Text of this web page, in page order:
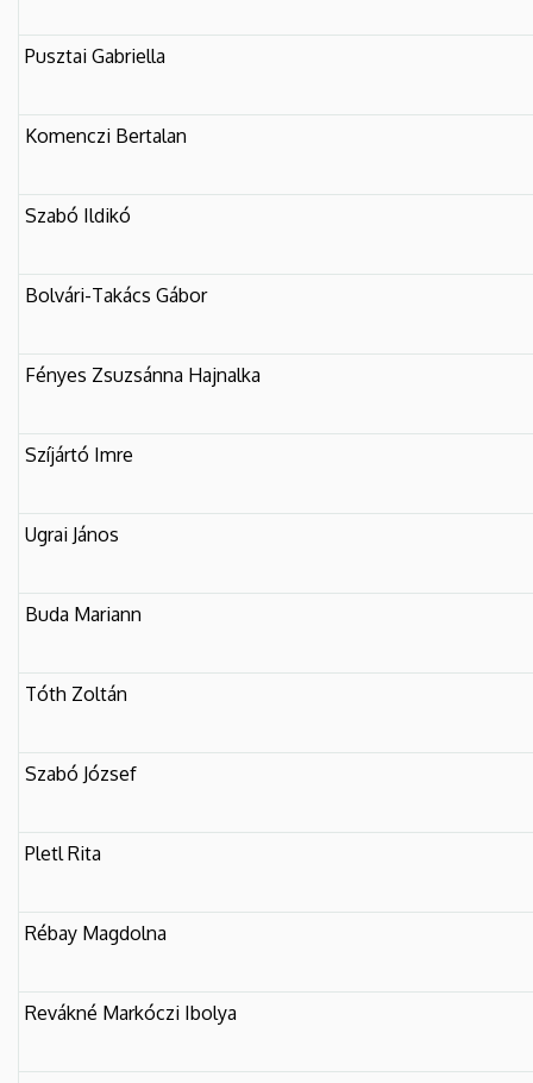
Pusztai Gabriella
Komenczi Bertalan
Szabó Ildikó
Bolvári-Takács Gábor
Fényes Zsuzsánna Hajnalka
Szíjártó Imre
Ugrai János
Buda Mariann
Tóth Zoltán
Szabó József
Pletl Rita
Rébay Magdolna
Revákné Markóczi Ibolya